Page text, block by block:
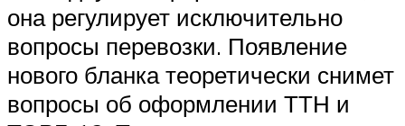
она регулирует исключительно
вопросы перевозки. Появление
нового бланка теоретически снимет
вопросы об оформлении ТТН и